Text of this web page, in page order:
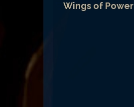
Wings of Power